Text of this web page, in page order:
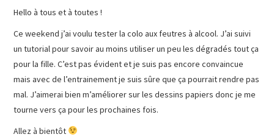
Hello à tous et à toutes !
Ce weekend j’ai voulu tester la colo aux feutres à alcool. J’ai suivi
un tutorial pour savoir au moins utiliser un peu les dégradés tout ça
pour la fille. C’est pas évident et je suis pas encore convaincue
mais avec de l’entrainement je suis sûre que ça pourrait rendre pas
mal. J’aimerai bien m’améliorer sur les dessins papiers donc je me
tourne vers ça pour les prochaines fois.
Allez à bientôt